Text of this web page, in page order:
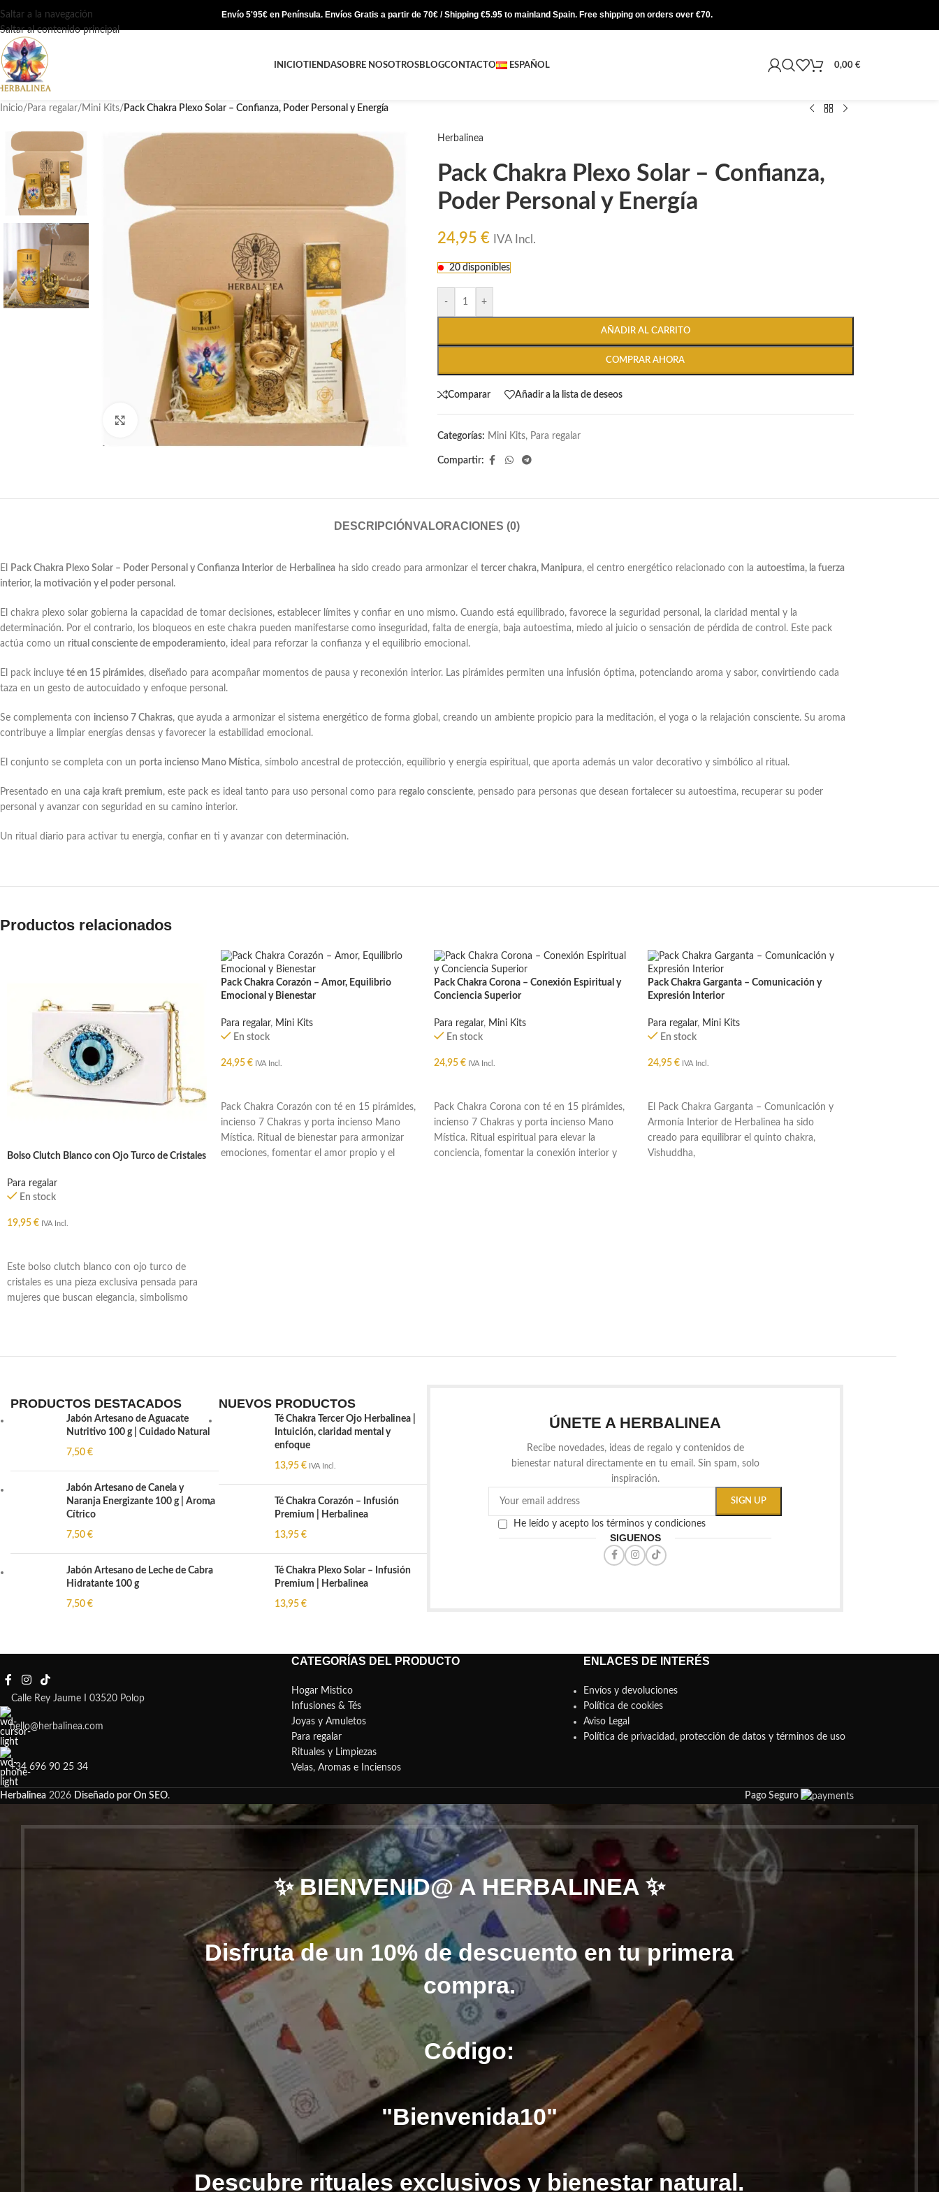
Saltar a la navegación
Saltar al contenido principal
Envío 5'95€ en Península. Envíos Gratis a partir de 70€ / Shipping €5.95 to mainland Spain. Free shipping on orders over €70.
INICIOTIENDASOBRE NOSOTROSBLOGCONTACTO ESPAÑOL 0,00 €
Inicio/ Para regalar/ Mini Kits/ Pack Chakra Plexo Solar – Confianza, Poder Personal y Energía
Haga clic para ampliar
Herbalinea
Pack Chakra Plexo Solar – Confianza,
Poder Personal y Energía
24,95 € IVA Incl.
20 disponibles
- +
AÑADIR AL CARRITO
COMPRAR AHORA
Comparar Añadir a la lista de deseos
Categorías: Mini Kits, Para regalar
Compartir:
DESCRIPCIÓNVALORACIONES (0)
El Pack Chakra Plexo Solar – Poder Personal y Confianza Interior de Herbalinea ha sido creado para armonizar el tercer chakra, Manipura, el centro energético relacionado con la autoestima, la fuerza
interior, la motivación y el poder personal .
El chakra plexo solar gobierna la capacidad de tomar decisiones, establecer límites y confiar en uno mismo. Cuando está equilibrado, favorece la seguridad personal, la claridad mental y la
determinación. Por el contrario, los bloqueos en este chakra pueden manifestarse como inseguridad, falta de energía, baja autoestima, miedo al juicio o sensación de pérdida de control. Este pack
actúa como un ritual consciente de empoderamiento, ideal para reforzar la confianza y el equilibrio emocional.
El pack incluye té en 15 pirámides, diseñado para acompañar momentos de pausa y reconexión interior. Las pirámides permiten una infusión óptima, potenciando aroma y sabor, convirtiendo cada
taza en un gesto de autocuidado y enfoque personal.
Se complementa con incienso 7 Chakras, que ayuda a armonizar el sistema energético de forma global, creando un ambiente propicio para la meditación, el yoga o la relajación consciente. Su aroma
contribuye a limpiar energías densas y favorecer la estabilidad emocional.
El conjunto se completa con un porta incienso Mano Mística, símbolo ancestral de protección, equilibrio y energía espiritual, que aporta además un valor decorativo y simbólico al ritual.
Presentado en una caja kraft premium, este pack es ideal tanto para uso personal como para regalo consciente, pensado para personas que desean fortalecer su autoestima, recuperar su poder
personal y avanzar con seguridad en su camino interior.
Un ritual diario para activar tu energía, confiar en ti y avanzar con determinación.
Productos relacionados
Bolso Clutch Blanco con Ojo Turco de Cristales
Para regalar
En stock
19,95 € IVA Incl.
Este bolso clutch blanco con ojo turco de
cristales es una pieza exclusiva pensada para
mujeres que buscan elegancia, simbolismo
Pack Chakra Corazón – Amor, Equilibrio
Emocional y Bienestar
Para regalar, Mini Kits
En stock
24,95 € IVA Incl.
Pack Chakra Corazón con té en 15 pirámides,
incienso 7 Chakras y porta incienso Mano
Mística. Ritual de bienestar para armonizar
emociones, fomentar el amor propio y el
Pack Chakra Corona – Conexión Espiritual y
Conciencia Superior
Para regalar, Mini Kits
En stock
24,95 € IVA Incl.
Pack Chakra Corona con té en 15 pirámides,
incienso 7 Chakras y porta incienso Mano
Mística. Ritual espiritual para elevar la
conciencia, fomentar la conexión interior y
Pack Chakra Garganta – Comunicación y
Expresión Interior
Para regalar, Mini Kits
En stock
24,95 € IVA Incl.
El Pack Chakra Garganta – Comunicación y
Armonía Interior de Herbalinea ha sido
creado para equilibrar el quinto chakra,
Vishuddha,
PRODUCTOS DESTACADOS
Jabón Artesano de Aguacate
Nutritivo 100 g | Cuidado Natural
7,50 €
Jabón Artesano de Canela y
Naranja Energizante 100 g | Aroma
Cítrico
7,50 €
Jabón Artesano de Leche de Cabra
Hidratante 100 g
7,50 €
NUEVOS PRODUCTOS
Té Chakra Tercer Ojo Herbalinea |
Intuición, claridad mental y
enfoque
13,95 € IVA Incl.
Té Chakra Corazón – Infusión
Premium | Herbalinea
13,95 €
Té Chakra Plexo Solar – Infusión
Premium | Herbalinea
13,95 €
ÚNETE A HERBALINEA
Recibe novedades, ideas de regalo y contenidos de
bienestar natural directamente en tu email. Sin spam, solo
inspiración.
He leído y acepto los términos y condiciones
SIGUENOS
Calle Rey Jaume I 03520 Polop
hello@herbalinea.com
+34 696 90 25 34
CATEGORÍAS DEL PRODUCTO
Hogar Mistico
Infusiones & Tés
Joyas y Amuletos
Para regalar
Rituales y Limpiezas
Velas, Aromas e Inciensos
ENLACES DE INTERÉS
Envíos y devoluciones
Política de cookies
Aviso Legal
Política de privacidad, protección de datos y términos de uso
Herbalinea 2026 Diseñado por On SEO. Pago Seguro
✨ BIENVENID@ A HERBALINEA ✨
Disfruta de un 10% de descuento en tu primera
compra.
Código:
"Bienvenida10"
Descubre rituales exclusivos y bienestar natural.